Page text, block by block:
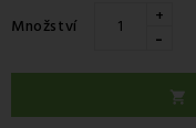
Množství +
-
